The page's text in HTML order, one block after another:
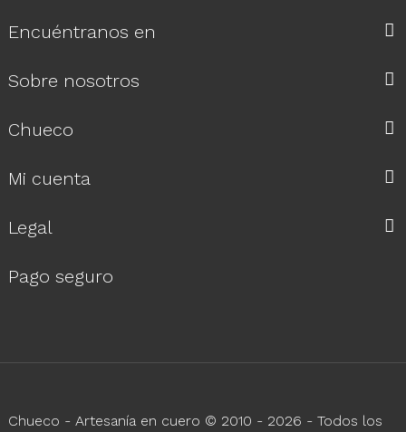
Encuéntranos en
Sobre nosotros
Chueco
Mi cuenta
Legal
Pago seguro
Chueco - Artesanía en cuero © 2010 - 2026 - Todos los